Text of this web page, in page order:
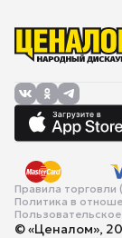
Правила торговли
Политика в
© «Ценалом»,